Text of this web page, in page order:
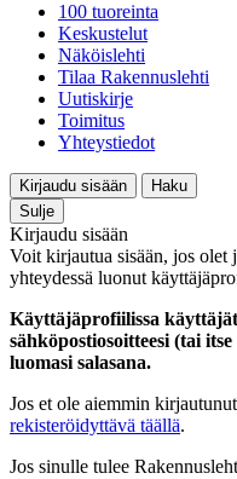
100 tuoreinta
Keskustelut
Näköislehti
Tilaa Rakennuslehti
Uutiskirje
Toimitus
Yhteystiedot
Kirjaudu sisään
Haku
Sulje
Kirjaudu sisään
Voit kirjautua sisään, jos olet
yhteydessä luonut
Käyttäjäprofiilissa
sähköpostiosoitteesi (tai
luomasi salasana.
Jos et ole aiemmin
rekisteröidyttävä täällä.
Jos sinulle tulee